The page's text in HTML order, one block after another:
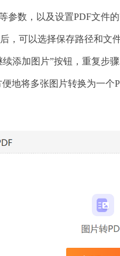
参数，以及设置PDF文件
，可以选择保存路径和文
添加图片”按钮，重复步骤
地将多张图片转换为一